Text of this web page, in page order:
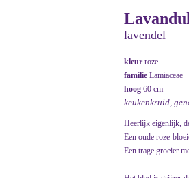
lavendel
kleur roze
familie Lamiaceae
hoog 60 cm
keukenkruid,
Heerlijk eigenlijk,
Een oude roze-
Een trage groeier